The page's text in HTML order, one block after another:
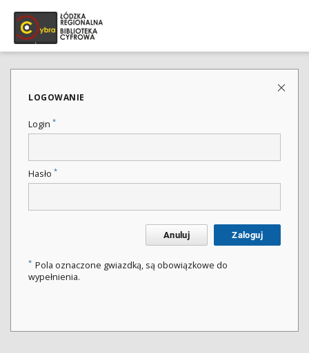
LOGOWANIE
Login *
Hasło *
Anuluj Zaloguj
* Pola oznaczone gwiazdką, są obowiązkowe do
wypełnienia.